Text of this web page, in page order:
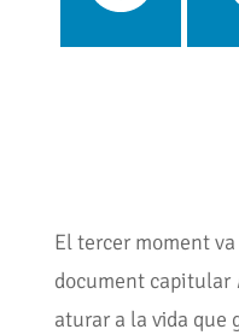
El tercer moment
document capitular
aturar a la vida que